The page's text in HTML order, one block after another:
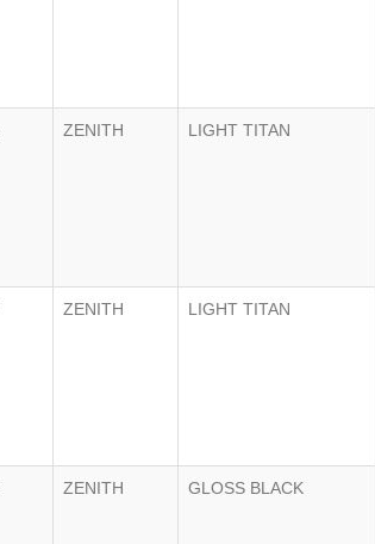
ZENITH LIGHT TITAN
ZENITH LIGHT TITAN
ZENITH GLOSS BLACK